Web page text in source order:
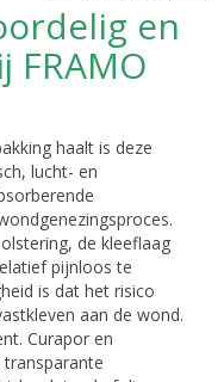
en
haalt is deze
lucht- en
de kleeflaag
pijnloos te
is dat het risico
aan de wond.
Curapor en